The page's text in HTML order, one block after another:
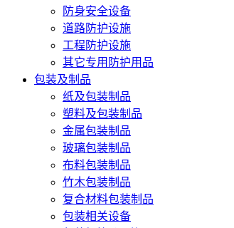
防身安全设备
道路防护设施
工程防护设施
其它专用防护用品
包装及制品
纸及包装制品
塑料及包装制品
金属包装制品
玻璃包装制品
布料包装制品
竹木包装制品
复合材料包装制品
包装相关设备